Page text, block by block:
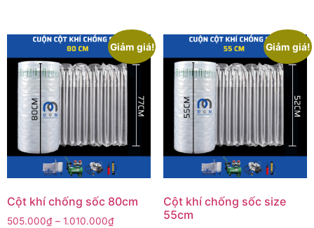
Giảm giá!
Cột khí chống sốc 80cm
505.000₫ – 1.010.000₫
Giảm giá!
Cột khí chống sốc size
55cm